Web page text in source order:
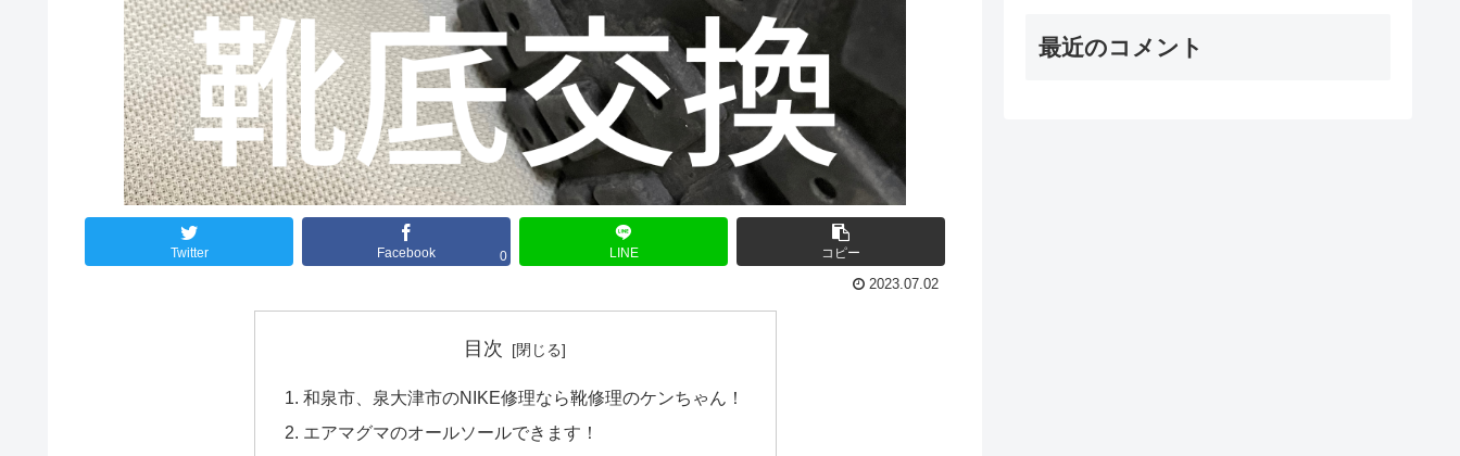
Twitter Facebook 0 LINE コピー
2023.07.02
目次
和泉市、泉大津市のNIKE修理なら靴修理のケンちゃん！
エアマグマのオールソールできます！
最近のコメント